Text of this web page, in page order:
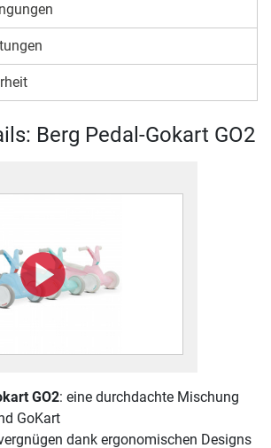
Berg Pedal-Gokart GO2
GO2: eine durchdachte Mischung
GoKart
dank ergonomischen Designs